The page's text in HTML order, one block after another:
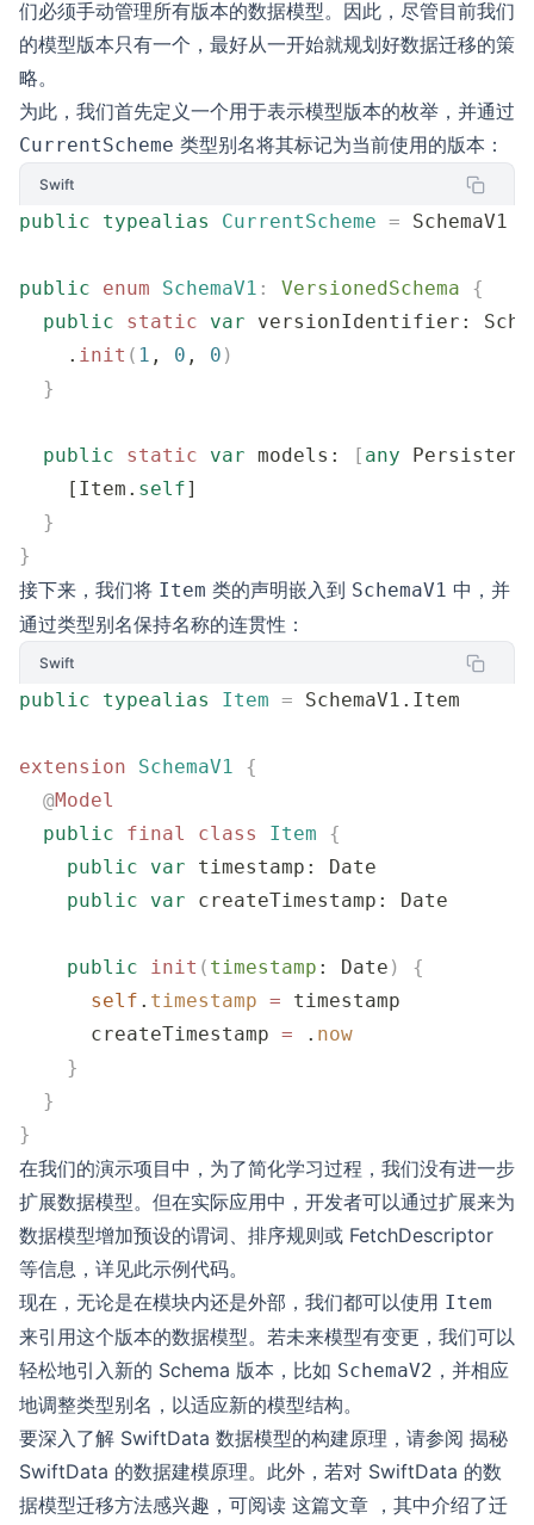
们必须手动管理所有版本的数据模型。因此，尽管目前我们
的模型版本只有一个，最好从一开始就规划好数据迁移的策
略。
为此，我们首先定义一个用于表示模型版本的枚举，并通过
CurrentScheme 类型别名将其标记为当前使用的版本：
Swift
public typealias CurrentScheme = SchemaV1
public enum SchemaV1 : VersionedSchema {
  public
static var versionIdentifier:
    .
init ( 1 , 0 , 0 )
  }
  public
static var models: [ any
    [Item.
self]
  }
}
接下来，我们将 Item 类的声明嵌入到 SchemaV1 中，并
通过类型别名保持名称的连贯性：
Swift
public typealias Item = SchemaV1.Item
extension SchemaV1 {
  @
Model
  public
final class Item {
    public
var timestamp: Date
    public
var createTimestamp: Date
    public
init ( timestamp : Date )
{
      self
. timestamp = timestamp
      createTimestamp
= . now
    }
  }
}
在我们的演示项目中，为了简化学习过程，我们没有进一步
扩展数据模型。但在实际应用中，开发者可以通过扩展来为
数据模型增加预设的谓词、排序规则或 FetchDescriptor
等信息，详见此示例代码。
现在，无论是在模块内还是外部，我们都可以使用 Item
来引用这个版本的数据模型。若未来模型有变更，我们可以
轻松地引入新的 Schema 版本，比如 SchemaV2 ，并相应
地调整类型别名，以适应新的模型结构。
要深入了解 SwiftData 数据模型的构建原理，请参阅 揭秘
SwiftData 的数据建模原理。此外，若对 SwiftData 的数
据模型迁移方法感兴趣，可阅读 这篇文章 ，其中介绍了迁